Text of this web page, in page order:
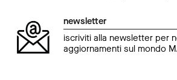
newsletter
iscriviti alla newsletter per
aggiornamenti sul mondo